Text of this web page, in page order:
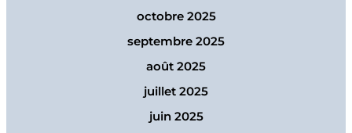
octobre 2025
septembre 2025
août 2025
juillet 2025
juin 2025